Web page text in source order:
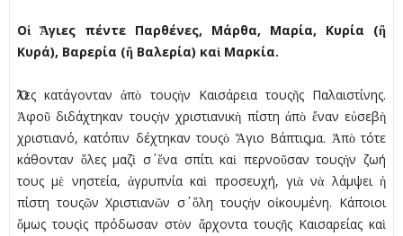
Οἱ Ἅγιες πέντε Παρθένες, Μάρθα, Μαρία, Κυρία (ἢ
Κυρά), Βαρερία (ἢ Βαλερία) καὶΜαρκία.
Ὅλες κατάγονταν ἀπὸ τουςὴν Καισάρεια τουςῆς Παλαιστίνης.
Ἀφοῦ διδάχτηκαν τουςὴν χριστιανικὴ πίστη ἀπὸ ἕναν εὐσεβὴ
χριστιανό, κατόπιν δέχτηκαν τουςὸ Ἅγιο Βάπτιςµα. Ἀπὸ τότε
κάθονταν ὅλες µαζὶ σ΄ ἕνα σπίτι καὶ περνοῦσαν τουςὴν ζωή
τους µὲ νηστεία, ἀγρυπνία καὶ προσευχή, γιὰ νὰ λάµψει ἡ
πίστη τουςῶν Χριστιανῶν σ΄ ὅλη τουςὴν οἰκουµένη. Κάποιοι
ὅµως τουςὶς πρόδωσαν στὸν ἄρχοντα τουςῆς Καισαρείας καὶ